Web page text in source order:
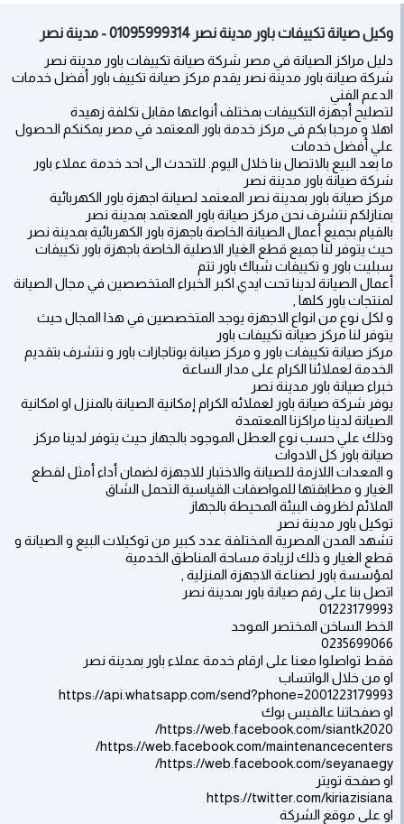
وكيل صيانة تكييفات باور مدينة نصر 01095999314 - مدينة نصر
دليل مراكز الصيانة في مصر شركة صيانة تكييفات باور مدينة نصر
شركة صيانة باور مدينة نصر يقدم مركز صيانة تكييف باور أفضل خدمات
الدعم الفني
لتصليح أجهزة التكييفات بمختلف أنواعها مقابل تكلفة زهيدة
اهلا و مرحبا بكم فى مركز خدمة باور المعتمد في مصر يمكنكم الحصول
علي أفضل خدمات
ما بعد البيع بالاتصال بنا خلال اليوم. للتحدث الى احد خدمة عملاء باور
شركة صيانة باور مدينة نصر
مركز صيانة باور بمدينة نصر المعتمد لصيانة اجهزة باور الكهربائية
بمنازلكم نتشرف نحن مركز صيانة باور المعتمد بمدينة نصر
بالقيام بجميع أعمال الصيانة الخاصة باجهزة باور الكهربائية بمدينة نصر
حيث يتوفر لنا جميع قطع الغيار الاصلية الخاصة باجهزة باور تكييفات
سبليت باور و تكييفات شباك باور تتم
أعمال الصيانة لدينا تحت ايدي اكبر الخبراء المتخصصين في مجال الصيانة
لمنتجات باور كلها ,
و لكل نوع من انواع الاجهزة يوجد المتخصصين في هذا المجال حيث
يتوفر لنا مركز صيانة تكييفات باور
مركز صيانة تكييفات باور و مركز صيانة بوتاجازات باور و نتشرف بتقديم
الخدمة لعملائنا الكرام على مدار الساعة
خبراء صيانة باور مدينة نصر
يوفر شركة صيانة باور لعملائه الكرام إمكانية الصيانة بالمنزل او امكانية
الصيانة لدينا مراكزنا المعتمدة
وذلك علي حسب نوع العطل الموجود بالجهاز حيث يتوفر لدينا مركز
صيانة باور كل الادوات
و المعدات اللازمة للصيانة والاختبار للاجهزة لضمان أداء أمثل لقطع
الغيار و مطابقتها للمواصفات القياسية التحمل الشاق
الملائم لظروف البيئة المحيطة بالجهاز
توكيل باور مدينة نصر
تشهد المدن المصرية المختلفة عدد كبير من توكيلات البيع و الصيانة و
قطع الغيار و ذلك لزيادة مساحة المناطق الخدمية
لمؤسسة باور لصناعة الاجهزة المنزلية ,
اتصل بنا على رقم صيانة باور بمدينة نصر
01223179993
الخط الساخن المختصر الموحد
0235699066
فقط تواصلوا معنا على ارقام خدمة عملاء باور بمدينة نصر
او من خلال الواتساب
https://api.whatsapp.com/send?phone=2001223179993
او صفحاتنا عالفيس بوك
https://web.facebook.com/siantk2020/
https://web.facebook.com/maintenancecenters/
https://web.facebook.com/seyanaegy/
او صفحة تويتر
https://twitter.com/kiriazisiana
او على موقع الشركة